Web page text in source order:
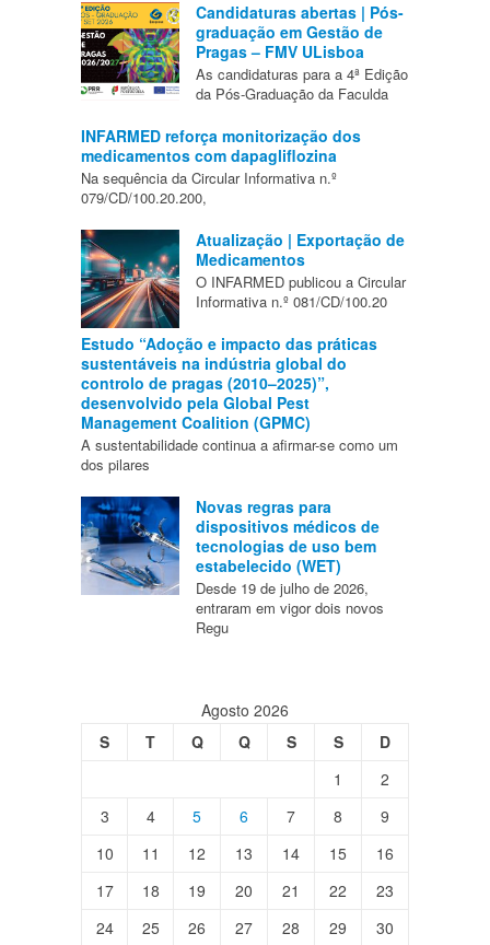
Candidaturas abertas | Pós-
graduação em Gestão de
Pragas – FMV ULisboa
As candidaturas para a 4ª Edição
da Pós-Graduação da Faculda
INFARMED reforça monitorização dos
medicamentos com dapagliflozina
Na sequência da Circular Informativa n.º
079/CD/100.20.200,
Atualização | Exportação de
Medicamentos
O INFARMED publicou a Circular
Informativa n.º 081/CD/100.20
Estudo “Adoção e impacto das práticas
sustentáveis na indústria global do
controlo de pragas (2010–2025)”,
desenvolvido pela Global Pest
Management Coalition (GPMC)
A sustentabilidade continua a afirmar-se como um
dos pilares
Novas regras para
dispositivos médicos de
tecnologias de uso bem
estabelecido (WET)
Desde 19 de julho de 2026,
entraram em vigor dois novos
Regu
Agosto 2026
S
T Q Q S S
D
1
2
3
4 5 6 7 8
9
10
11 12 13 14 15
16
17
18 19 20 21 22
23
24
25 26 27 28 29
30